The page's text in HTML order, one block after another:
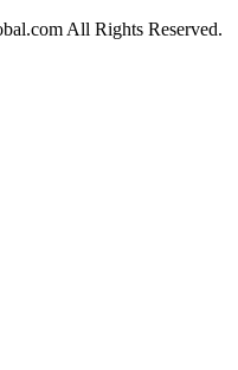
All Rights Reserved.